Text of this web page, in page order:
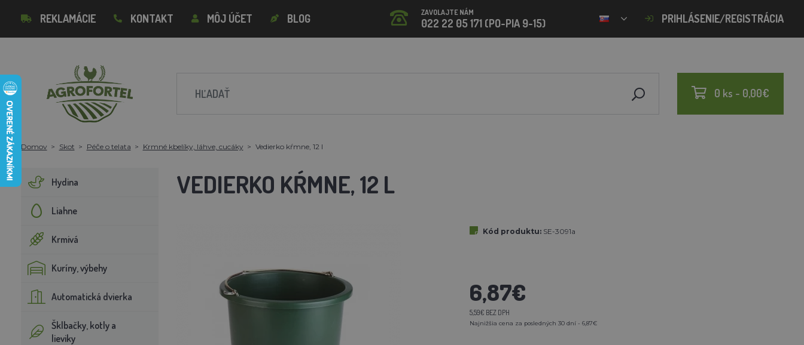
REKLAMÁCIE KONTAKT MÔJ ÚČET BLOG ZAVOLAJTE NÁM
022 22 05 171 (PO-PIA 9-15) PRIHLÁSENIE/REGISTRÁCIA
0 ks - 0,00€
Domov Skot Péče o telata Krmné kbelíky, láhve, cucáky Vedierko kŕmne, 12 l
Hydina
Liahne
Krmivá
Kuríny, výbehy
Automatická dvierka
Šklbačky, kotly a
lieviky
VEDIERKO KŔMNE, 12 L
Kód produktu: SE-3091a
6,87€
5,59€ BEZ DPH
Najnižšia cena za posledných 30 dní - 6,87€